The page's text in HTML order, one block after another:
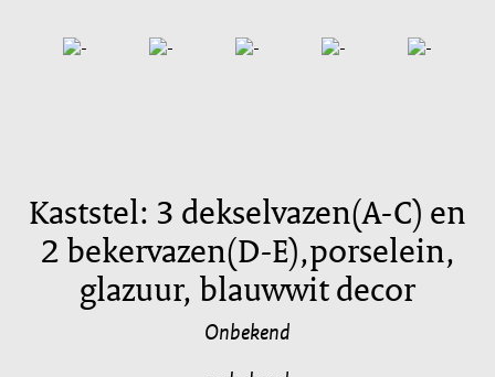
Kaststel: 3 dekselvazen(A-C) en
2 bekervazen(D-E),porselein,
glazuur, blauwwit decor
Onbekend